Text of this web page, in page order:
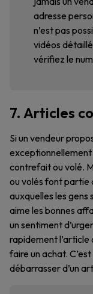
adresse
n’est pas
vidéos
vérifiez le
7. Articles
Si un vendeur
contrefait ou volé.
ou volés font partie
auxquelles les gens
aime les bonnes
un sentiment
rapidement l’article
faire un achat.
débarrasser d’un